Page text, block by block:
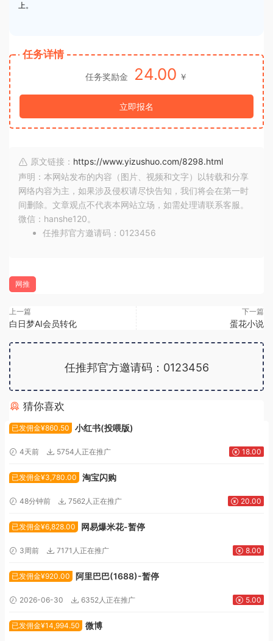
上。
任务详情
任务奖励金 24.00 ￥
立即报名
原文链接： https://www.yizushuo.com/8298.html
声明：本网站发布的内容（图片、视频和文字）以转载和分享
网络内容为主，如果涉及侵权请尽快告知，我们将会在第一时
间删除。文章观点不代表本网站立场，如需处理请联系客服。
微信：hanshe120。
任推邦官方邀请码：0123456
网推
上一篇
白日梦AI会员转化
下一篇
蛋花小说
任推邦官方邀请码：0123456
猜你喜欢
已发佣金¥860.50 小红书(投喂版)
4天前 5754人正在推广 18.00
已发佣金¥3,780.00 淘宝闪购
48分钟前 7562人正在推广 20.00
已发佣金¥6,828.00 网易爆米花-暂停
3周前 7171人正在推广 8.00
已发佣金¥920.00 阿里巴巴(1688)-暂停
2026-06-30 6352人正在推广 5.00
已发佣金¥14,994.50 微博